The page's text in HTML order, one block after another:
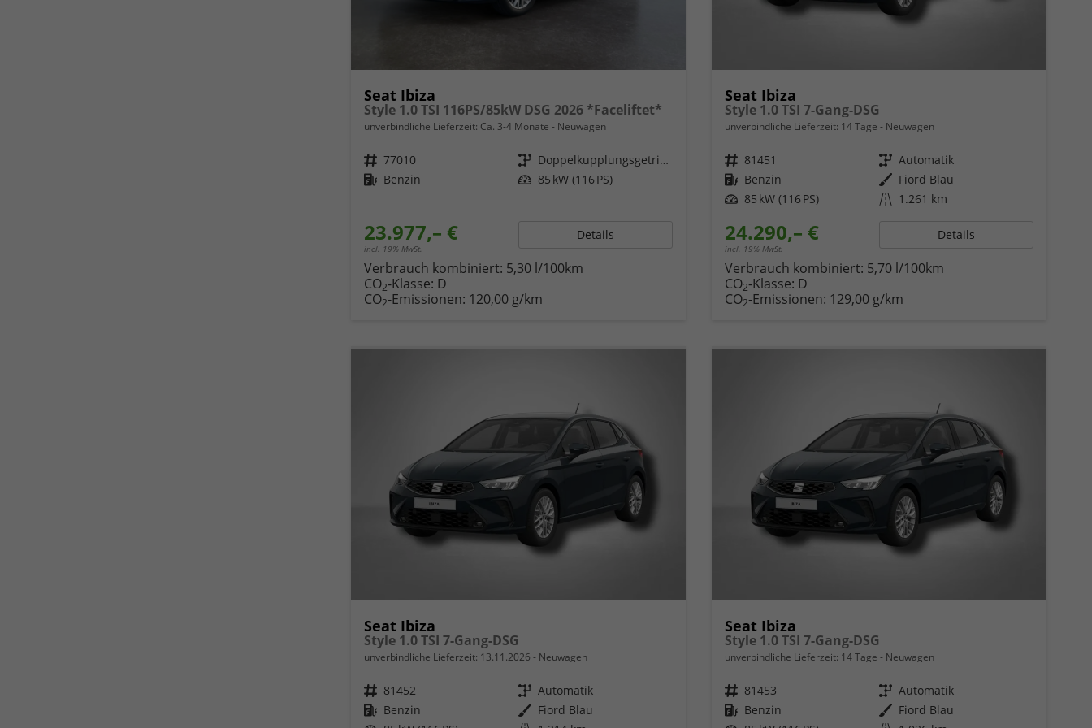
Seat Ibiza
Style 1.0 TSI 116PS/85kW DSG 2026 *Faceliftet*
unverbindliche Lieferzeit: Ca. 3-4 Monate Neuwagen
Fahrzeugnr. 77010 Getriebe
Doppelkupplungsgetriebe (DSG)
Kraftstoff Benzin Leistung 85 kW (116 PS)
23.977,– €
incl. 19% MwSt.
Details
Verbrauch kombiniert: 5,30 l/100km
CO2-Klasse: D
CO2-Emissionen: 120,00 g/km
Seat Ibiza
Style 1.0 TSI 7-Gang-DSG
unverbindliche Lieferzeit: 14 Tage Neuwagen
Fahrzeugnr. 81451 Getriebe Automatik
Kraftstoff Benzin Außenfarbe Fiord Blau
Leistung 85 kW (116 PS) Kilometerstand 1.261 km
24.290,– €
incl. 19% MwSt.
Details
Verbrauch kombiniert: 5,70 l/100km
CO2-Klasse: D
CO2-Emissionen: 129,00 g/km
Seat Ibiza
Style 1.0 TSI 7-Gang-DSG
unverbindliche Lieferzeit: 13.11.2026 Neuwagen
Fahrzeugnr. 81452 Getriebe Automatik
Kraftstoff Benzin Außenfarbe Fiord Blau
Seat Ibiza
Style 1.0 TSI 7-Gang-DSG
unverbindliche Lieferzeit: 14 Tage Neuwagen
Fahrzeugnr. 81453 Getriebe Automatik
Kraftstoff Benzin Außenfarbe Fiord Blau